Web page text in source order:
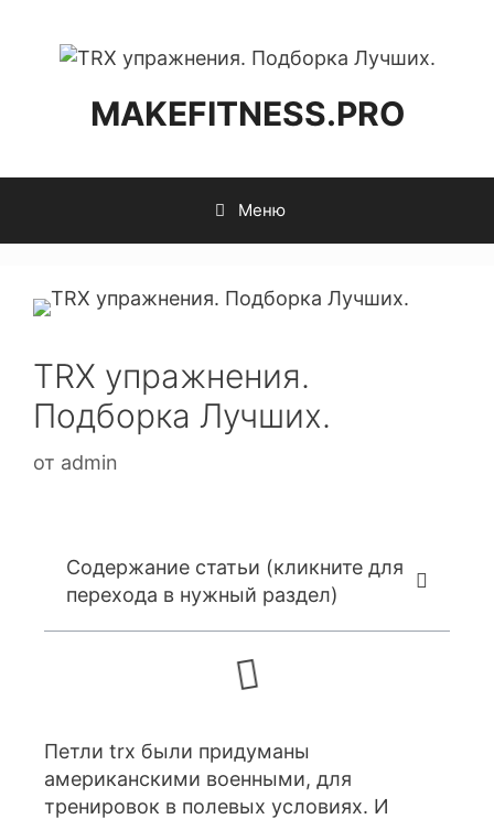
MAKEFITNESS.PRO
Меню
TRX упражнения.
Подборка Лучших.
от admin
Содержание статьи (кликните для
перехода в нужный раздел)
Петли trx были придуманы
американскими военными, для
тренировок в полевых условиях. И